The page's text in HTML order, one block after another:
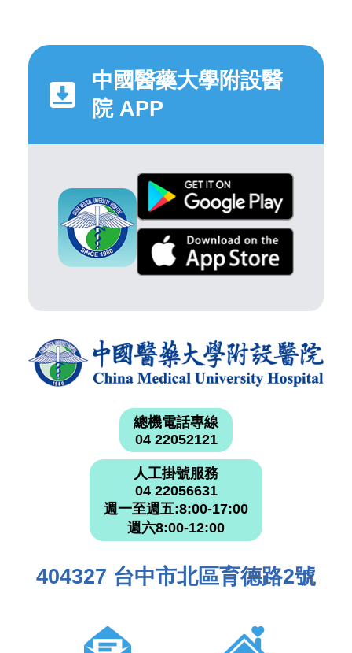
中國醫藥大學附設醫
院 APP
總機電話專線
04 22052121
人工掛號服務
04 22056631
週一至週五:8:00-17:00
週六8:00-12:00
404327 台中市北區育德路2號